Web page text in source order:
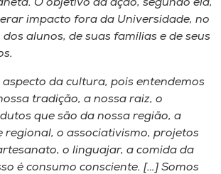
O objetivo da ação, segundo ela,
impacto fora da Universidade, no
alunos, de suas famílias e de seus
da cultura, pois entendemos
tradição, a nossa raiz, o
que são da nossa região, a
regional, o associativismo, projetos
o linguajar, a comida da
é consumo consciente. […] Somos